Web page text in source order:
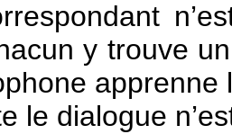
y trouve
apprenne
le dialogue